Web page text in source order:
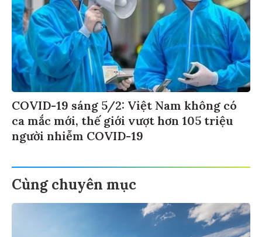
COVID-19 sáng 5/2: Việt Nam không có
ca mắc mới, thế giới vượt hơn 105 triệu
người nhiễm COVID-19
Cùng chuyên mục